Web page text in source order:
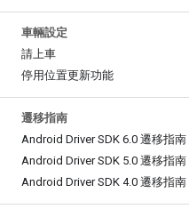
車輛設定
請上車
停用位置更新功能
遷移指南
Android Driver SDK 6.0 遷移指南
Android Driver SDK 5.0 遷移指南
Android Driver SDK 4.0 遷移指南